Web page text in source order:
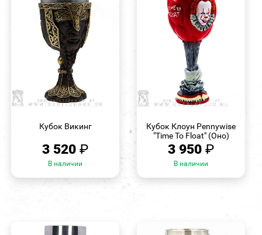
Кубок Викинг
3 520 ₽
В наличии
Кубок Клоун Pennywise
"Time To Float" (Оно)
3 950 ₽
В наличии